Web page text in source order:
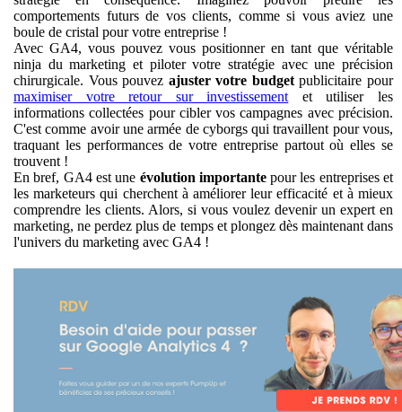
comportements futurs de vos clients, comme si vous aviez une
boule de cristal pour votre entreprise !
Avec GA4, vous pouvez vous positionner en tant que véritable
ninja du marketing et piloter votre stratégie avec une précision
chirurgicale. Vous pouvez ajuster votre budgetpublicitaire pour
maximiser votre retour sur investissement et utiliser les
informations collectées pour cibler vos campagnes avec précision.
C'est comme avoir une armée de cyborgs qui travaillent pour vous,
traquant les performances de votre entreprise partout où elles se
trouvent !
En bref, GA4 est une évolution importantepour les entreprises et
les marketeurs qui cherchent à améliorer leur efficacité et à mieux
comprendre les clients. Alors, si vous voulez devenir un expert en
marketing, ne perdez plus de temps et plongez dès maintenant dans
l'univers du marketing avec GA4 !